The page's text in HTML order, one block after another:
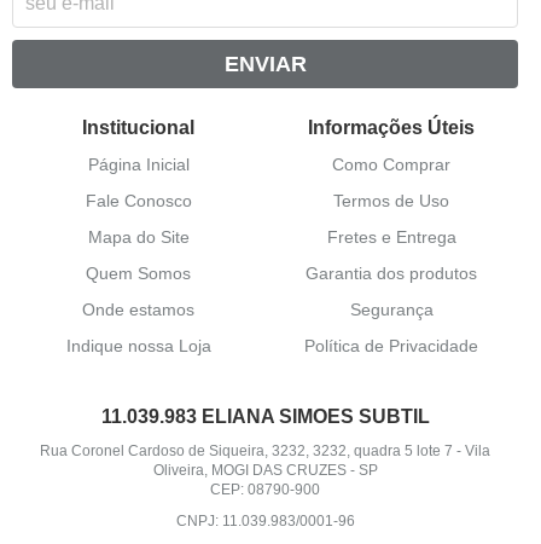
ENVIAR
Institucional
Página Inicial
Fale Conosco
Mapa do Site
Quem Somos
Onde estamos
Indique nossa Loja
Informações Úteis
Como Comprar
Termos de Uso
Fretes e Entrega
Garantia dos produtos
Segurança
Política de Privacidade
11.039.983 ELIANA SIMOES SUBTIL
Rua Coronel Cardoso de Siqueira, 3232, 3232, quadra 5 lote 7 -Vila
Oliveira, MOGI DAS CRUZES- SP
CEP: 08790-900
CNPJ: 11.039.983/0001-96